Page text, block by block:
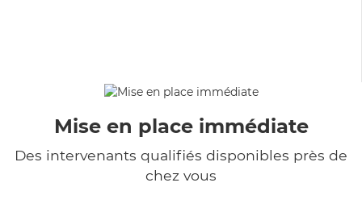
Mise en place immédiate
Des intervenants qualifiés disponibles près de
chez vous